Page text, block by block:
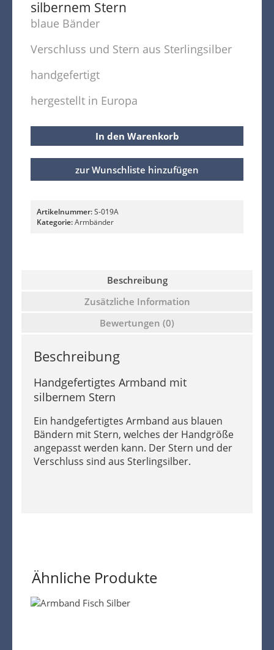
silbernem Stern
blaue Bänder
Verschluss und Stern aus Sterlingsilber
handgefertigt
hergestellt in Europa
In den Warenkorb
zur Wunschliste hinzufügen
Artikelnummer:S-019A
Kategorie:Armbänder
Beschreibung
Zusätzliche Information
Bewertungen (0)
Beschreibung
Handgefertigtes Armband mit
silbernem Stern
Ein handgefertigtes Armband aus blauen
Bändern mit Stern, welches der Handgröße
angepasst werden kann. Der Stern und der
Verschluss sind aus Sterlingsilber.
Ähnliche Produkte